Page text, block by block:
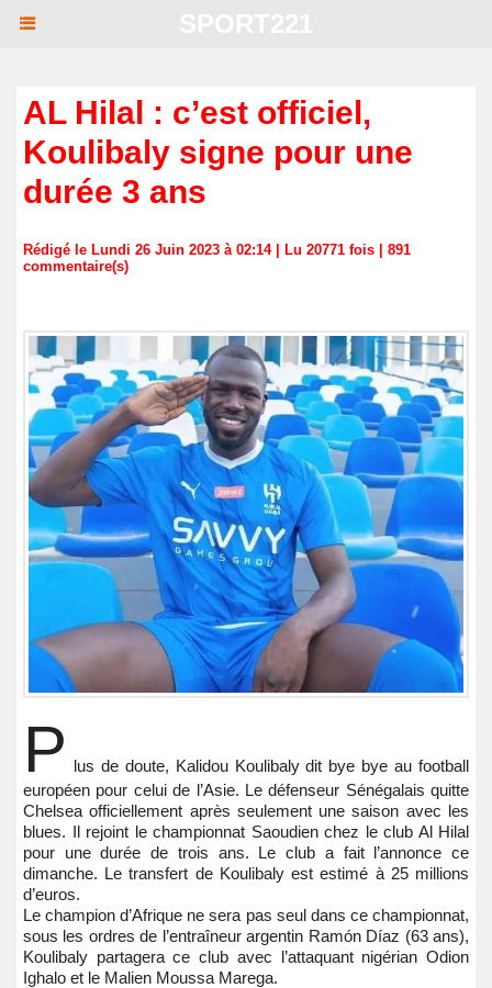
AL Hilal : c’est officiel,
Koulibaly signe pour une
durée 3 ans
Rédigé le Lundi 26 Juin 2023 à 02:14 | Lu 20771 fois | 891
commentaire(s)
P lus de doute, Kalidou Koulibaly dit bye bye au football
européen pour celui de l’Asie. Le défenseur Sénégalais quitte
Chelsea officiellement après seulement une saison avec les
blues. Il rejoint le championnat Saoudien chez le club Al Hilal
pour une durée de trois ans. Le club a fait l’annonce ce
dimanche. Le transfert de Koulibaly est estimé à 25 millions
d’euros.
Le champion d’Afrique ne sera pas seul dans ce championnat,
sous les ordres de l’entraîneur argentin Ramón Díaz (63 ans),
Koulibaly partagera ce club avec l’attaquant nigérian Odion
Ighalo et le Malien Moussa Marega.